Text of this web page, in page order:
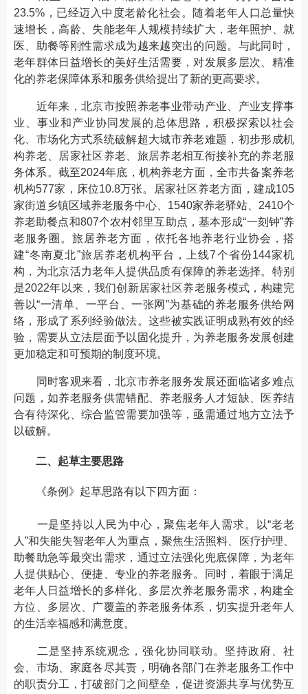
23.5%，已经迈入中度老龄化社会。随着老年人口总量快
速增长，高龄、失能老年人规模持续扩大，老年照护、就
医、助餐等刚性需求成为越来越突出的问题。与此同时，
老年群体日益增长的美好生活需要，对发展多层次、精准
化的养老保障体系和服务供给提出了新的更高要求。
近年来，北京市按照养老事业带动产业、产业支撑事
业、事业和产业协同发展的总体思路，积极探索以社会
化、市场化方式系统破解超大城市养老难题，初步形成机
构养老、居家社区养老、旅居养老相互衔接补充的养老服
务体系。截至2024年底，机构养老方面，全市共备案养老
机构577家，床位10.8万张。居家社区养老方面，建成105
家街道乡镇区域养老服务中心、1540家养老驿站、2410个
养老助餐点和807个农村邻里互助点，基本形成“一刻钟”养
老服务圈。旅居养老方面，依托各地养老行业协会，搭
建“冬南夏北”旅居养老机构平台，上线7个省份144家机
构，为北京活力老年人提供品质有保障的养老选择。特别
是2022年以来，我们创新居家社区养老服务模式，构建完
善以“一清单、一平台、一张网”为基础的养老服务供给网
络，形成了系列经验做法。这些被实践证明成熟有效的经
验，需要从立法层面予以固化提升，为养老服务发展创建
更加稳定和可预期的制度环境。
同时客观来看，北京市养老服务发展还面临诸多难点
问题，如养老服务供需错配、养老服务人才短缺、医养结
合有待深化、综合监管需要加强等，亟需通过地方立法予
以破解。
二、起草主要思路
《条例》起草思路有以下四方面：
一是坚持以人民为中心，聚焦老年人需求。以“老老
人”和失能失智老年人为重点，聚焦生活照料、医疗护理、
助餐助急等最突出需求，通过立法强化兜底保障，为老年
人提供贴心、便捷、专业的养老服务。同时，着眼于满足
老年人日益增长的多样化、多层次养老服务需求，构建全
方位、多层次、广覆盖的养老服务体系，切实提升老年人
的生活幸福感和满意度。
二是坚持系统观念，强化协同联动。坚持政府、社
会、市场、家庭各尽其责，明确各部门在养老服务工作中
的职责分工，打破部门之间壁垒，促进资源共享与优势互